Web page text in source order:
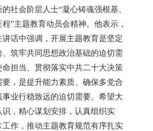
的社会阶层人士“凝心铸魂强根基、
”主题教育动员会精神。他表示，
讲话中强调，开展主题教育是坚定
、筑牢共同思想政治基础的迫切需
命担当、贯彻落实中共二十大决策
要，是提升能力素质、确保多党合
事业行稳致远的迫切需要。希望大
识，精心谋划安排，认真组织实
工作，推动主题教育规范有序扎实